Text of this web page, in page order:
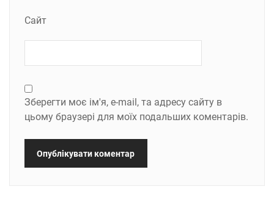
Сайт
Зберегти моє ім'я, e-mail, та адресу сайту в
цьому браузері для моїх подальших коментарів.